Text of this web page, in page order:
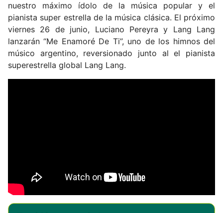
nuestro máximo ídolo de la música popular y el
pianista super estrella de la música clásica. El próximo
viernes 26 de junio, Luciano Pereyra y Lang Lang
lanzarán “Me Enamoré De Ti”, uno de los himnos del
músico argentino, reversionado junto al el pianista
superestrella global Lang Lang.